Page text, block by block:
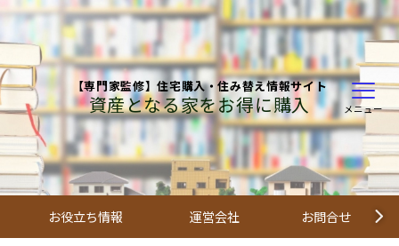
【専門家監修】住宅購入・住み替え情報サイト
資産となる家をお得に購入 メニュー
お役立ち情報 運営会社 お問合せ